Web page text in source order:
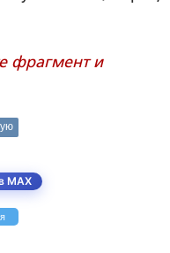
фрагмент и
MAX